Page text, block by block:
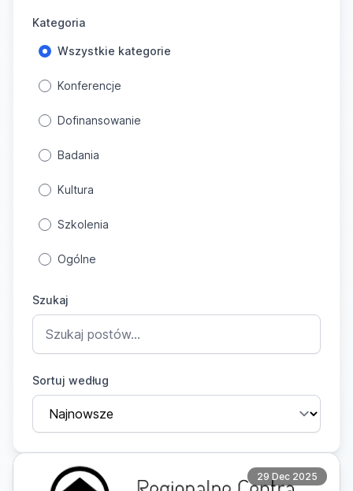
Kategoria
Wszystkie kategorie
Konferencje
Dofinansowanie
Badania
Kultura
Szkolenia
Ogólne
Szukaj
Sortuj według
29 Dec 2025